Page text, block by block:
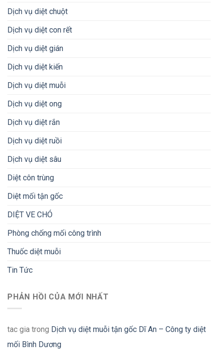
Dịch vụ diệt chuột
Dịch vụ diệt con rết
Dịch vụ diệt gián
Dịch vụ diệt kiến
Dịch vụ diệt muỗi
Dịch vụ diệt ong
Dịch vụ diệt rắn
Dịch vụ diệt ruồi
Dịch vụ diệt sâu
Diệt côn trùng
Diệt mối tận gốc
DIỆT VE CHÓ
Phòng chống mối công trình
Thuốc diệt muỗi
Tin Tức
PHẢN HỒI CỦA MỚI NHẤT
tac gia trong Dịch vụ diệt muỗi tận gốc Dĩ An – Công ty diệt
mối Bình Dương